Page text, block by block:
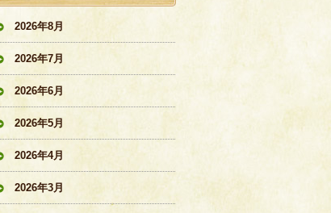
2026年8月
2026年7月
2026年6月
2026年5月
2026年4月
2026年3月